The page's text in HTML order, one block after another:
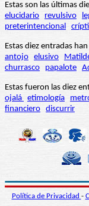
Estas son las últimas
elucidario
revulsivo
preterintencional
Estas diez entradas
antojo elusivo
churrasco
papalote
Estas fueron las diez
ojalá etimología
financiero discurrir
Política de Privacidad -